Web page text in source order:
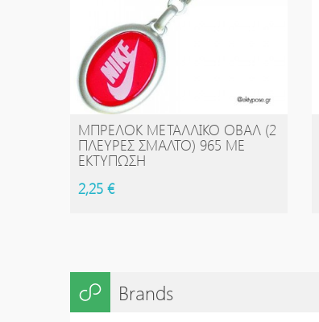
ΑΓΟΡΆ
ΜΠΡΕΛΌΚ ΜΕΤΑΛΛΙΚΌ ΟΒΆΛ (2
ΠΛΕΥΡΈΣ ΣΜΆΛΤΟ) 965 ΜΕ
ΕΚΤΎΠΩΣΗ
2,25 €
Brands